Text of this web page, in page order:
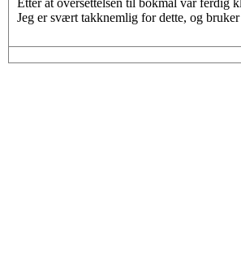
Jeg er svært takknemlig for dette, og